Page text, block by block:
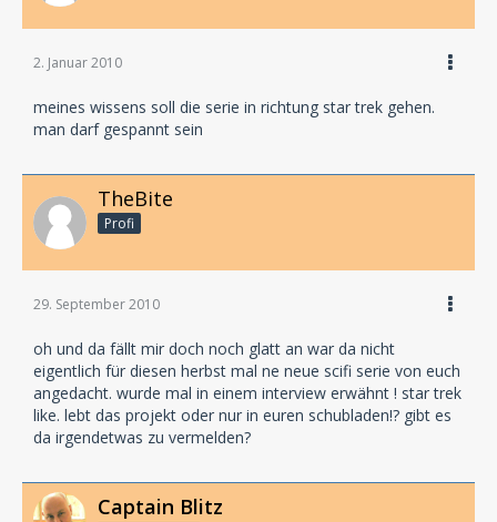
2. Januar 2010
meines wissens soll die serie in richtung star trek gehen.
man darf gespannt sein
TheBite
Profi
29. September 2010
oh und da fällt mir doch noch glatt an war da nicht
eigentlich für diesen herbst mal ne neue scifi serie von euch
angedacht. wurde mal in einem interview erwähnt ! star trek
like. lebt das projekt oder nur in euren schubladen!? gibt es
da irgendetwas zu vermelden?
Captain Blitz